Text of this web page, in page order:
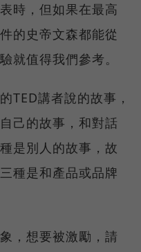
時，但如果在最高
的史帝文森都能從
就值得我們參考。
TED講者說的故事，
己的故事，和對話
是別人的故事，故
種是和產品或品牌
，想要被激勵，請